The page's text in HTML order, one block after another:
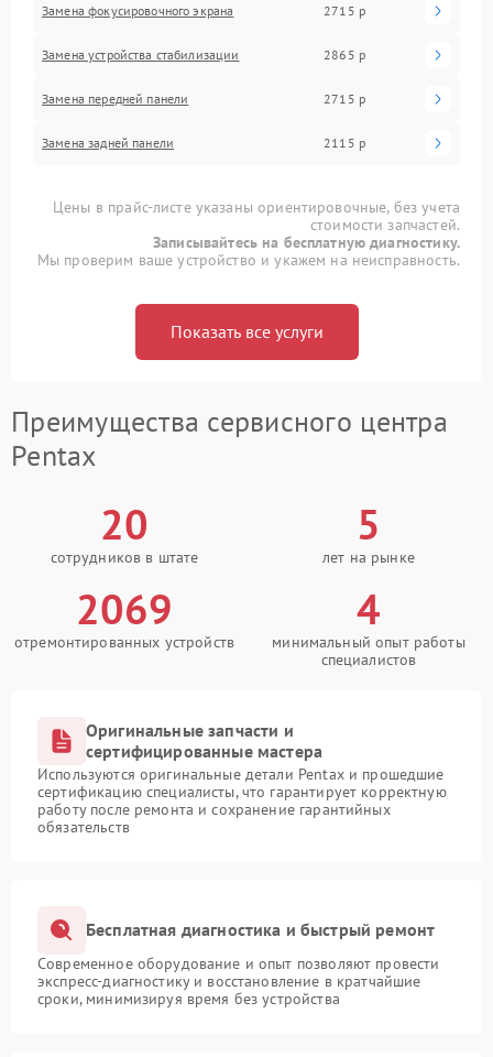
Замена фокусировочного экрана 2715 р
Замена устройства стабилизации 2865 р
Замена передней панели 2715 р
Замена задней панели 2115 р
Цены в прайс-листе указаны ориентировочные, без учета
стоимости запчастей.
Записывайтесь на бесплатную диагностику.
Мы проверим ваше устройство и укажем на неисправность.
Показать все услуги
Преимущества сервисного центра
Pentax
20
сотрудников в штате
5
лет на рынке
2069
отремонтированных устройств
4
минимальный опыт работы
специалистов
Оригинальные запчасти и
сертифицированные мастера
Используются оригинальные детали Pentax и прошедшие
сертификацию специалисты, что гарантирует корректную
работу после ремонта и сохранение гарантийных
обязательств
Бесплатная диагностика и быстрый ремонт
Современное оборудование и опыт позволяют провести
экспресс-диагностику и восстановление в кратчайшие
сроки, минимизируя время без устройства